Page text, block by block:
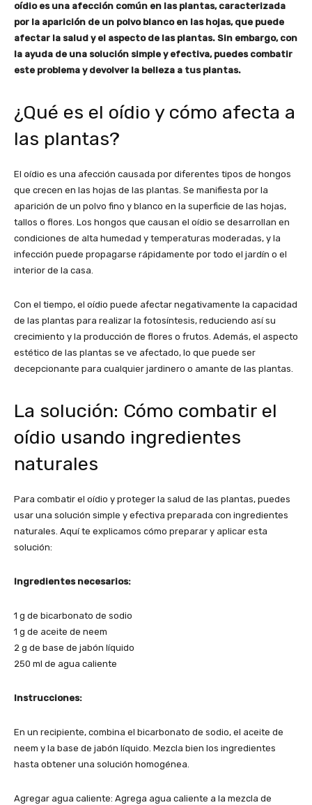
oídio es una afección común en las plantas, caracterizada
por la aparición de un polvo blanco en las hojas, que puede
afectar la salud y el aspecto de las plantas. Sin embargo, con
la ayuda de una solución simple y efectiva, puedes combatir
este problema y devolver la belleza a tus plantas.
¿Qué es el oídio y cómo afecta a
las plantas?
El oídio es una afección causada por diferentes tipos de hongos
que crecen en las hojas de las plantas. Se manifiesta por la
aparición de un polvo fino y blanco en la superficie de las hojas,
tallos o flores. Los hongos que causan el oídio se desarrollan en
condiciones de alta humedad y temperaturas moderadas, y la
infección puede propagarse rápidamente por todo el jardín o el
interior de la casa.
Con el tiempo, el oídio puede afectar negativamente la capacidad
de las plantas para realizar la fotosíntesis, reduciendo así su
crecimiento y la producción de flores o frutos. Además, el aspecto
estético de las plantas se ve afectado, lo que puede ser
decepcionante para cualquier jardinero o amante de las plantas.
La solución: Cómo combatir el
oídio usando ingredientes
naturales
Para combatir el oídio y proteger la salud de las plantas, puedes
usar una solución simple y efectiva preparada con ingredientes
naturales. Aquí te explicamos cómo preparar y aplicar esta
solución:
Ingredientes necesarios:
1 g de bicarbonato de sodio
1 g de aceite de neem
2 g de base de jabón líquido
250 ml de agua caliente
Instrucciones:
En un recipiente, combina el bicarbonato de sodio, el aceite de
neem y la base de jabón líquido. Mezcla bien los ingredientes
hasta obtener una solución homogénea.
Agregar agua caliente: Agrega agua caliente a la mezcla de